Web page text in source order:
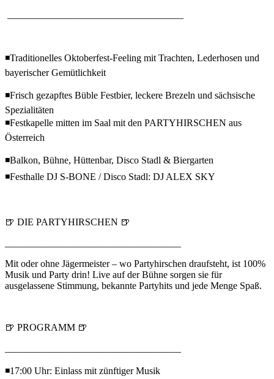
◾Traditionelles Oktoberfest-Feeling mit Trachten, Lederhosen und
bayerischer Gemütlichkeit
◾Frisch gezapftes Büble Festbier, leckere Brezeln und sächsische
Spezialitäten
◾Festkapelle mitten im Saal mit den PARTYHIRSCHEN aus
Österreich
◾Balkon, Bühne, Hüttenbar, Disco Stadl & Biergarten
◾Festhalle DJ S-BONE / Disco Stadl: DJ ALEX SKY
🍺 DIE PARTYHIRSCHEN 🍺
Mit oder ohne Jägermeister – wo Partyhirschen draufsteht, ist 100%
Musik und Party drin! Live auf der Bühne sorgen sie für
ausgelassene Stimmung, bekannte Partyhits und jede Menge Spaß.
🍺 PROGRAMM 🍺
◾17:00 Uhr: Einlass mit zünftiger Musik